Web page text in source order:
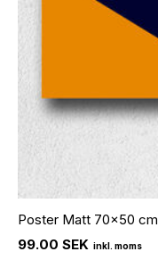
Poster Matt 70x50 cm
99.00 SEK